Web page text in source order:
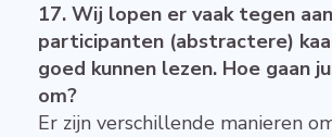
17. Wij lopen er vaak tegen
participanten (abstractere)
goed kunnen lezen. Hoe gaan
om?
Er zijn verschillende manieren